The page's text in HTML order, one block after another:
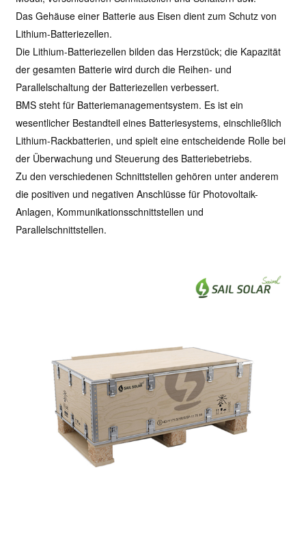
Das Gehäuse einer Batterie aus Eisen dient zum Schutz von
Lithium-Batteriezellen.
Die Lithium-Batteriezellen bilden das Herzstück; die Kapazität
der gesamten Batterie wird durch die Reihen- und
Parallelschaltung der Batteriezellen verbessert.
BMS steht für Batteriemanagementsystem. Es ist ein
wesentlicher Bestandteil eines Batteriesystems, einschließlich
Lithium-Rackbatterien, und spielt eine entscheidende Rolle bei
der Überwachung und Steuerung des Batteriebetriebs.
Zu den verschiedenen Schnittstellen gehören unter anderem
die positiven und negativen Anschlüsse für Photovoltaik-
Anlagen, Kommunikationsschnittstellen und
Parallelschnittstellen.